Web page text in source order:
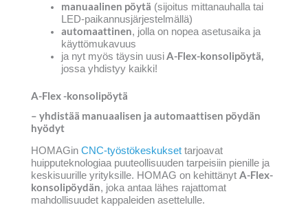
manuaalinen pöytä (sijoitus mittanauhalla tai
LED-paikannusjärjestelmällä)
automaattinen, jolla on nopea asetusaika ja
käyttömukavuus
ja nyt myös täysin uusiA-Flex-konsolipöytä,
jossa yhdistyy kaikki!
A-Flex -konsolipöytä
– yhdistää manuaalisen ja automaattisen pöydän
hyödyt
HOMAGin CNC-työstökeskukset tarjoavat
huipputeknologiaa puuteollisuuden tarpeisiin pienille ja
keskisuurille yrityksille. HOMAG on kehittänyt A-Flex-
konsolipöydän, joka antaa lähes rajattomat
mahdollisuudet kappaleiden asettelulle.